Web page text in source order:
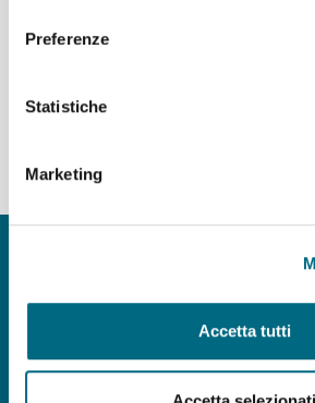
Preferenze
Statistiche
Marketing
Accetta tutti
Sede legale: via Montaldo 2,
Capitale sociale €
amt.spa@pec.amt.genova.it-